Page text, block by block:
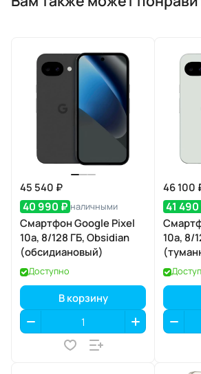
45 540 ₽
40 990 ₽ наличными
Смартфон Google Pixel
10a, 8/128 ГБ, Obsidian
(обсидиановый)
Доступно
В корзину
46 100
41
10a, 8/